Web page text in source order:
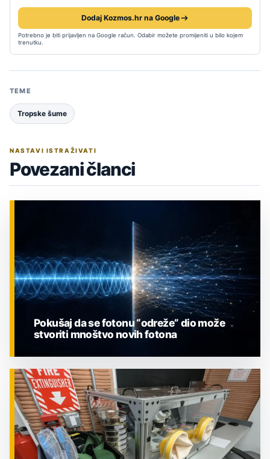
Dodaj Kozmos.hr na Google
Potrebno je biti prijavljen na Google račun. Odabir možete promijeniti u bilo kojem
trenutku.
TEME
Tropske šume
NASTAVI ISTRAŽIVATI
Povezani članci
ZNANOST
Pokušaj da se fotonu “odreže” dio može
stvoriti mnoštvo novih fotona